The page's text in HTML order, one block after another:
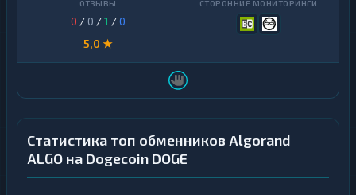
0 / 0 /1 /0
5,0 ★
Статистика топ обменников Algorand
ALGO на Dogecoin DOGE